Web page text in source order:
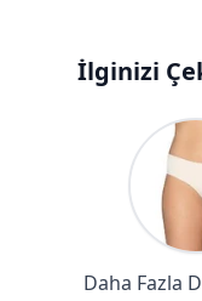
İlginizi
Daha Fazla